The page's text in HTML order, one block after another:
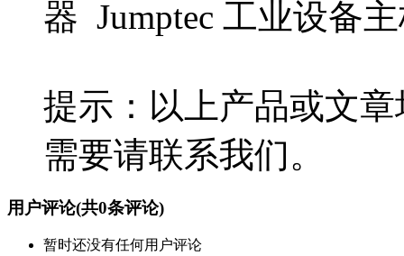
器 Jumptec 工业设备
提示：以上产品或文
需要请联系我们。
用户评论(共0条评论)
暂时还没有任何用户评论